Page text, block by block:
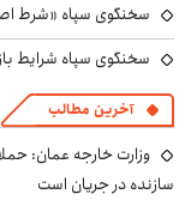
سخنگوی سپاه «شرط
سخنگوی سپاه شرایط
آخرین مطالب
وزارت خارجه عمان:
سازنده در جریان است